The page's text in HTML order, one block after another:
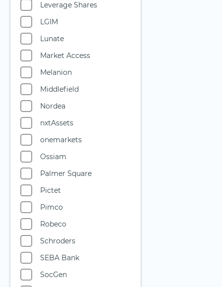
Starke Marken
Telekommunikation
Uran
Versicherer
Versorger
Wasser
Wasserstoff
Windenergie
Leverage Shares
LGIM
Lunate
Market Access
Melanion
Middlefield
Nordea
nxtAssets
onemarkets
Ossiam
Palmer Square
Pictet
Pimco
Robeco
Schroders
SEBA Bank
SocGen